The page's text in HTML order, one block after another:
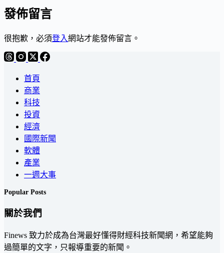
發佈留言
很抱歉，必須登入網站才能發佈留言。
首頁
商業
科技
投資
經濟
國際新聞
軟體
產業
一週大事
Popular Posts
關於我們
Finews 致力於成為台灣最好懂得財經科技新聞網，希望能夠
過簡單的文字，只報導重要的新聞。